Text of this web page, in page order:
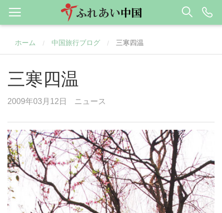
ホーム / 中国旅行ブログ / 三寒四温
三寒四温
2009年03月12日 ニュース